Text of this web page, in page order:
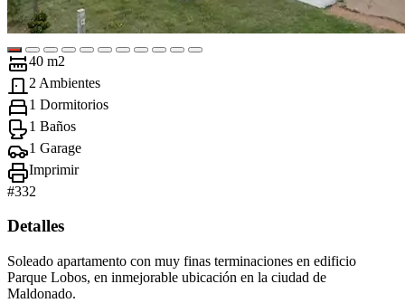
40 m2
2 Ambientes
1 Dormitorios
1 Baños
1 Garage
Imprimir
#332
Detalles
Soleado apartamento con muy finas terminaciones en edificio
Parque Lobos, en inmejorable ubicación en la ciudad de
Maldonado.